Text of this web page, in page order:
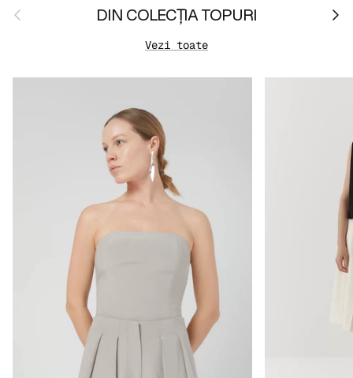
Anterior DIN COLECȚIA TOPURI
Vezi toate